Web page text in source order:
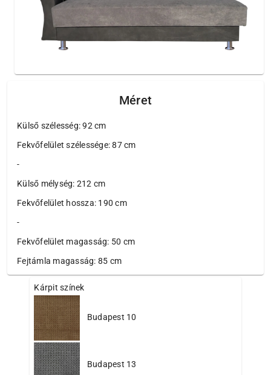
Méret
Külső szélesség: 92 cm
Fekvőfelület szélessége: 87 cm
-
Külső mélység: 212 cm
Fekvőfelület hossza: 190 cm
-
Fekvőfelület magasság: 50 cm
Fejtámla magasság: 85 cm
Kárpit színek
Budapest 10
Budapest 13